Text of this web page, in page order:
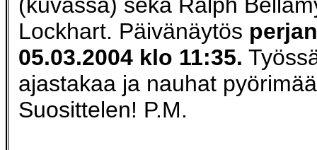
Lockhart. Päivänäytös
05.03.2004 klo 11:35.
ajastakaa ja nauhat
Suosittelen! P.M.